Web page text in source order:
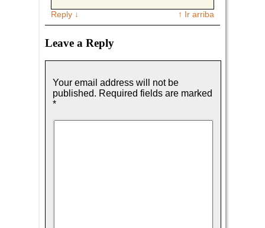
Reply ↓ ↑ Ir arriba
Leave a Reply
Your email address will not be
published. Required fields are marked
*